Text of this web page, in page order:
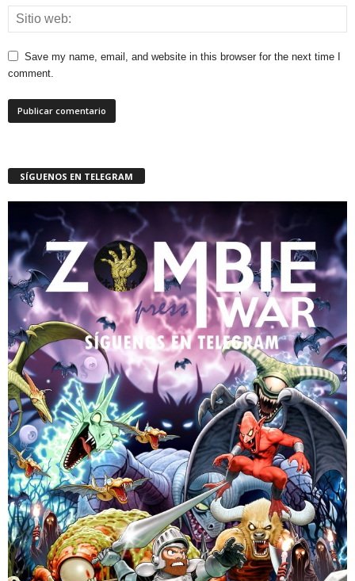
Save my name, email, and website in this browser for the next time I
comment.
SÍGUENOS EN TELEGRAM